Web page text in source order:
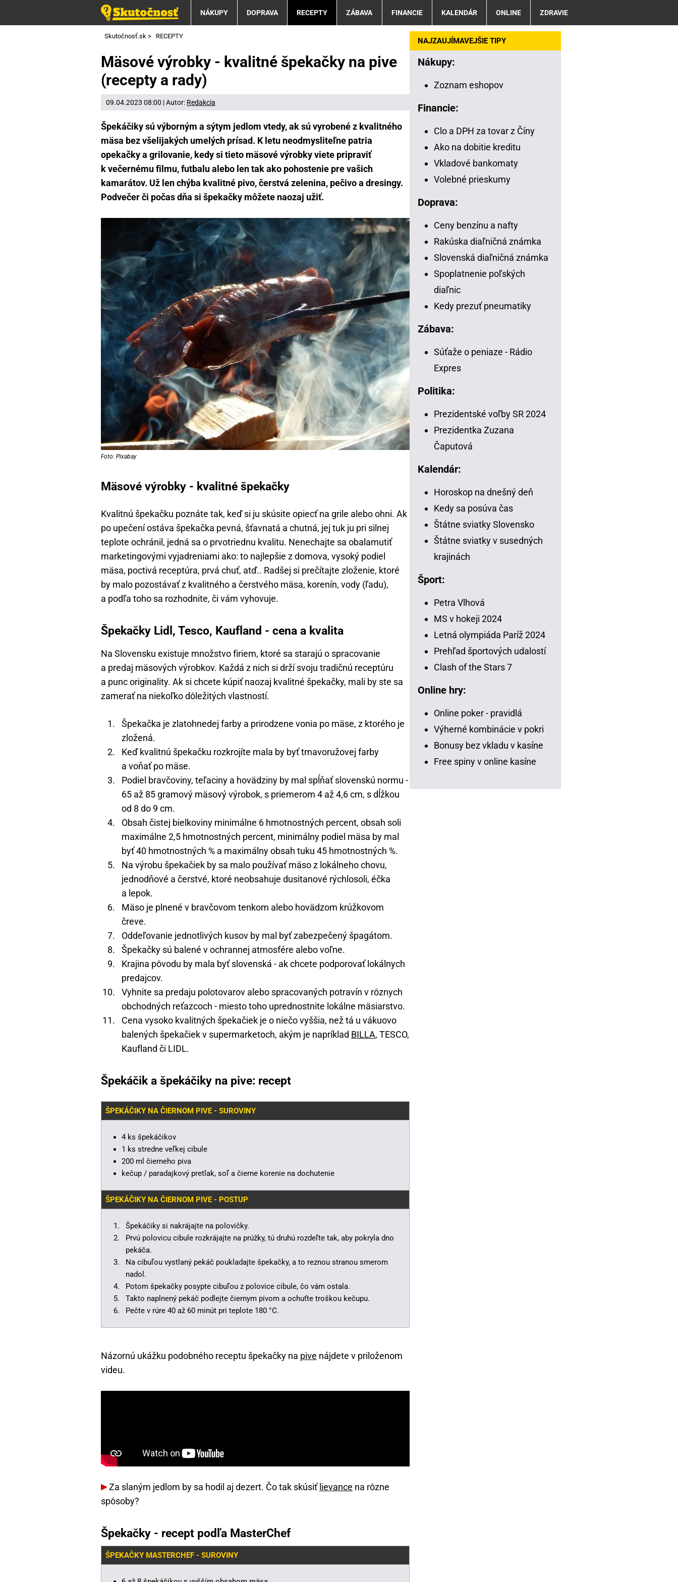
NÁKUPY DOPRAVA RECEPTY ZÁBAVA FINANCIE KALENDÁR ONLINE ZDRAVIE
Skutočnosť.sk > RECEPTY
Mäsové výrobky - kvalitné špekačky na pive
(recepty a rady)
09.04.2023 08:00 | Autor: Redakcia
Špekáčiky sú výborným a sýtym jedlom vtedy, ak sú vyrobené z kvalitného
mäsa bez všelijakých umelých prísad. K letu neodmysliteľne patria
opekačky a grilovanie, kedy si tieto mäsové výrobky viete pripraviť
k večernému filmu, futbalu alebo len tak ako pohostenie pre vašich
kamarátov. Už len chýba kvalitné pivo, čerstvá zelenina, pečivo a dresingy.
Podvečer či počas dňa si špekačky môžete naozaj užiť.
Foto: Pixabay
Mäsové výrobky - kvalitné špekačky
Kvalitnú špekačku poznáte tak, keď si ju skúsite opiecť na grile alebo ohni. Ak
po upečení ostáva špekačka pevná, šťavnatá a chutná, jej tuk ju pri silnej
teplote ochránil, jedná sa o prvotriednu kvalitu. Nenechajte sa obalamutiť
marketingovými vyjadreniami ako: to najlepšie z domova, vysoký podiel
mäsa, poctivá receptúra, prvá chuť, atď.. Radšej si prečítajte zloženie, ktoré
by malo pozostávať z kvalitného a čerstvého mäsa, korenín, vody (ľadu),
a podľa toho sa rozhodnite, či vám vyhovuje.
Špekačky Lidl, Tesco, Kaufland - cena a kvalita
Na Slovensku existuje množstvo firiem, ktoré sa starajú o spracovanie
a predaj mäsových výrobkov. Každá z nich si drží svoju tradičnú receptúru
a punc originality. Ak si chcete kúpiť naozaj kvalitné špekačky, mali by ste sa
zamerať na niekoľko dôležitých vlastností.
Špekačka je zlatohnedej farby a prirodzene vonia po mäse, z ktorého je
zložená.
Keď kvalitnú špekačku rozkrojíte mala by byť tmavoružovej farby
a voňať po mäse.
Podiel bravčoviny, teľaciny a hovädziny by mal spĺňať slovenskú normu -
65 až 85 gramový mäsový výrobok, s priemerom 4 až 4,6 cm, s dĺžkou
od 8 do 9 cm.
Obsah čistej bielkoviny minimálne 6 hmotnostných percent, obsah soli
maximálne 2,5 hmotnostných percent, minimálny podiel mäsa by mal
byť 40 hmotnostných % a maximálny obsah tuku 45 hmotnostných %.
Na výrobu špekačiek by sa malo používať mäso z lokálneho chovu,
jednodňové a čerstvé, ktoré neobsahuje dusitanové rýchlosoli, éčka
a lepok.
Mäso je plnené v bravčovom tenkom alebo hovädzom krúžkovom
čreve.
Oddeľovanie jednotlivých kusov by mal byť zabezpečený špagátom.
Špekačky sú balené v ochrannej atmosfére alebo voľne.
Krajina pôvodu by mala byť slovenská - ak chcete podporovať lokálnych
predajcov.
Vyhnite sa predaju polotovarov alebo spracovaných potravín v rôznych
obchodných reťazcoch - miesto toho uprednostnite lokálne mäsiarstvo.
Cena vysoko kvalitných špekačiek je o niečo vyššia, než tá u vákuovo
balených špekačiek v supermarketoch, akým je napríklad BILLA, TESCO,
Kaufland či LIDL.
Špekáčik a špekáčiky na pive: recept
ŠPEKÁČIKY NA ČIERNOM PIVE - SUROVINY
4 ks špekáčikov
1 ks stredne veľkej cibule
200 ml čierneho piva
kečup / paradajkový pretlak, soľ a čierne korenie na dochutenie
ŠPEKÁČIKY NA ČIERNOM PIVE - POSTUP
Špekáčiky si nakrájajte na polovičky.
Prvú polovicu cibule rozkrájajte na prúžky, tú druhú rozdeľte tak, aby pokryla dno
pekáča.
Na cibuľou vystlaný pekáč poukladajte špekačky, a to reznou stranou smerom
nadol.
Potom špekačky posypte cibuľou z polovice cibule, čo vám ostala.
Takto naplnený pekáč podlejte čiernym pivom a ochuťte troškou kečupu.
Pečte v rúre 40 až 60 minút pri teplote 180 °C.
Názornú ukážku podobného receptu špekačky na pive nájdete v priloženom
videu.
Za slaným jedlom by sa hodil aj dezert. Čo tak skúsiťlievance na rôzne
spôsoby?
Špekačky - recept podľa MasterChef
ŠPEKAČKY MASTERCHEF - SUROVINY
NAJZAUJÍMAVEJŠIE TIPY
Nákupy:
Zoznam eshopov
Financie:
Clo a DPH za tovar z Číny
Ako na dobitie kreditu
Vkladové bankomaty
Volebné prieskumy
Doprava:
Ceny benzínu a nafty
Rakúska diaľničná známka
Slovenská diaľničná známka
Spoplatnenie poľských
diaľnic
Kedy prezuť pneumatiky
Zábava:
Súťaže o peniaze - Rádio
Expres
Politika:
Prezidentské voľby SR 2024
Prezidentka Zuzana
Čaputová
Kalendár:
Horoskop na dnešný deň
Kedy sa posúva čas
Štátne sviatky Slovensko
Štátne sviatky v susedných
krajinách
Šport:
Petra Vlhová
MS v hokeji 2024
Letná olympiáda Paríž 2024
Prehľad športových udalostí
Clash of the Stars 7
Online hry:
Online poker - pravidlá
Výherné kombinácie v pokri
Bonusy bez vkladu v kasíne
Free spiny v online kasíne